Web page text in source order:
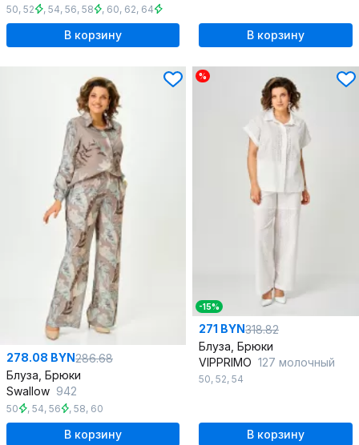
50, 52 , 54, 56, 58 , 60, 62, 64
В корзину В корзину
278.08 BYN286.68
Блуза, Брюки
Swallow 942
50 , 54, 56 , 58, 60
В корзину
%
-15%
271 BYN318.82
Блуза, Брюки
VIPPRIMO 127 молочный
50, 52, 54
В корзину